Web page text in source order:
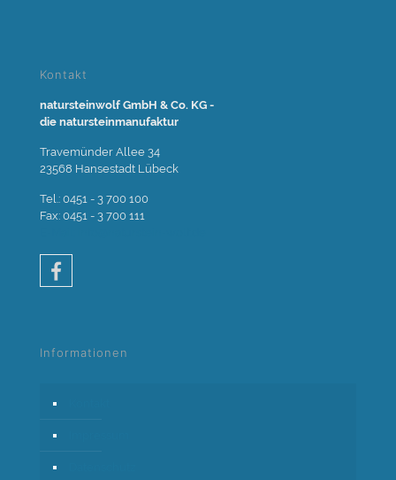
Kontakt
natursteinwolf GmbH & Co. KG -
die natursteinmanufaktur
Travemünder Allee 34
23568 Hansestadt Lübeck
Tel.: 0451 - 3 700 100
Fax: 0451 - 3 700 111
Informationen